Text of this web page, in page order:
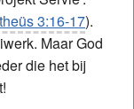
3:16-17).
Maar God
die het bij